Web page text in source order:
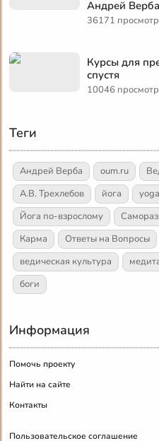
Андрей Верба
36171 просмотр
Курсы для
спустя
10046
Теги
Андрей Верба oum.ru
А.В. Трехлебов
йога yoga
Йога по-взрослому
Карма
Ответы на Вопросы
ведическая культура
боги
Информация
Помочь проекту
Найти на сайте
Контакты
Пользовательское соглашение